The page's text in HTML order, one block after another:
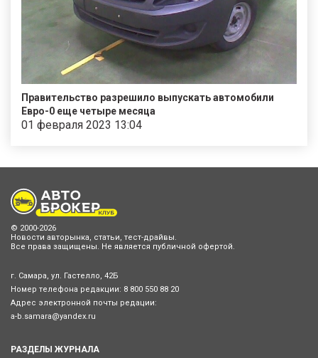
Правительство разрешило выпускать автомобили
Евро-0 еще четыре месяца
01 февраля 2023 13:04
© 2000-2026
Новости авторынка, статьи, тест-драйвы.
Все права защищены. Не является публичной офертой.
г. Самара, ул. Гастелло, 42Б
Номер телефона редакции: 8 800 550 88 20
Адрес электронной почты редации:
a-b.samara@yandex.ru
РАЗДЕЛЫ ЖУРНАЛА